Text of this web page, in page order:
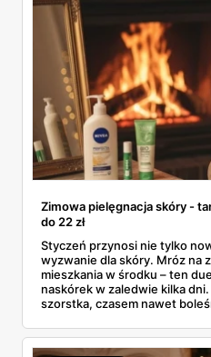
Zimowa pielęgnacja skóry -
do 22 zł
Styczeń przynosi nie tylko
wyzwanie dla skóry. Mróz na
mieszkania w środku – ten
naskórek w zaledwie kilka
szorstka, czasem nawet
gazetce Rossmanna
sprawdzone kosmetyki